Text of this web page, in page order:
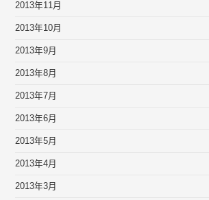
2013年11月
2013年10月
2013年9月
2013年8月
2013年7月
2013年6月
2013年5月
2013年4月
2013年3月